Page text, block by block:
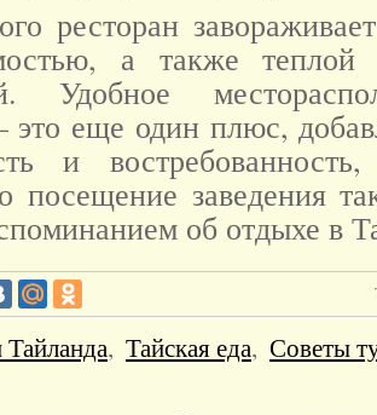
ресторан
а также
Удобное
это еще один плюс,
и
посещение заведения
об отдыхе в
, Тайская еда, Советы